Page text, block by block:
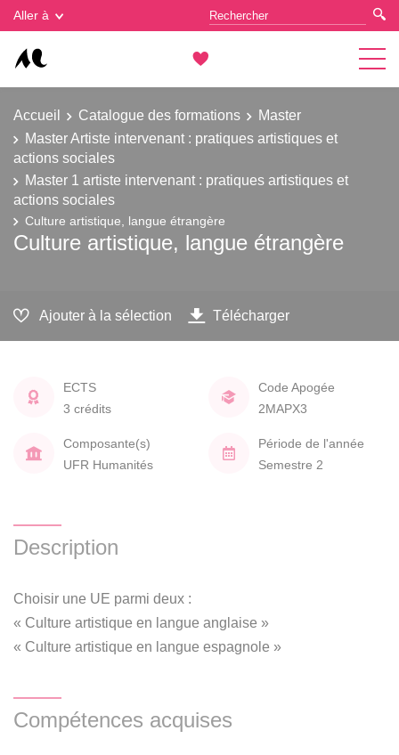
Aller à
Accueil Catalogue des formations
Master
Master Artiste intervenant : pratiques artistiques et
actions sociales
Master 1 artiste intervenant : pratiques artistiques et
actions sociales
Culture artistique, langue étrangère
Culture artistique, langue étrangère
Ajouter à la sélection Télécharger
ECTS
3 crédits
Code Apogée
2MAPX3
Composante(s)
UFR Humanités
Période de l'année
Semestre 2
Description
Choisir une UE parmi deux :
« Culture artistique en langue anglaise »
« Culture artistique en langue espagnole »
Compétences acquises
Gestion des cookies